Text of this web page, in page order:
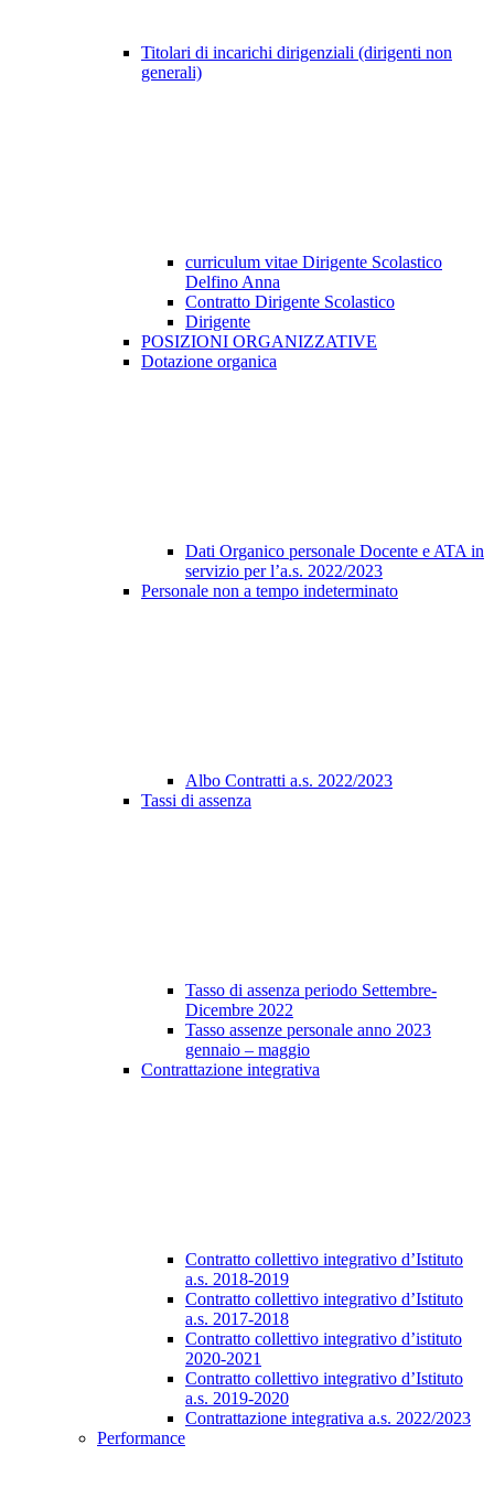
Titolari di incarichi dirigenziali (dirigenti non
generali)
curriculum vitae Dirigente Scolastico
Delfino Anna
Contratto Dirigente Scolastico
Dirigente
POSIZIONI ORGANIZZATIVE
Dotazione organica
Dati Organico personale Docente e ATA in
servizio per l’a.s. 2022/2023
Personale non a tempo indeterminato
Albo Contratti a.s. 2022/2023
Tassi di assenza
Tasso di assenza periodo Settembre-
Dicembre 2022
Tasso assenze personale anno 2023
gennaio – maggio
Contrattazione integrativa
Contratto collettivo integrativo d’Istituto
a.s. 2018-2019
Contratto collettivo integrativo d’Istituto
a.s. 2017-2018
Contratto collettivo integrativo d’istituto
2020-2021
Contratto collettivo integrativo d’Istituto
a.s. 2019-2020
Contrattazione integrativa a.s. 2022/2023
Performance